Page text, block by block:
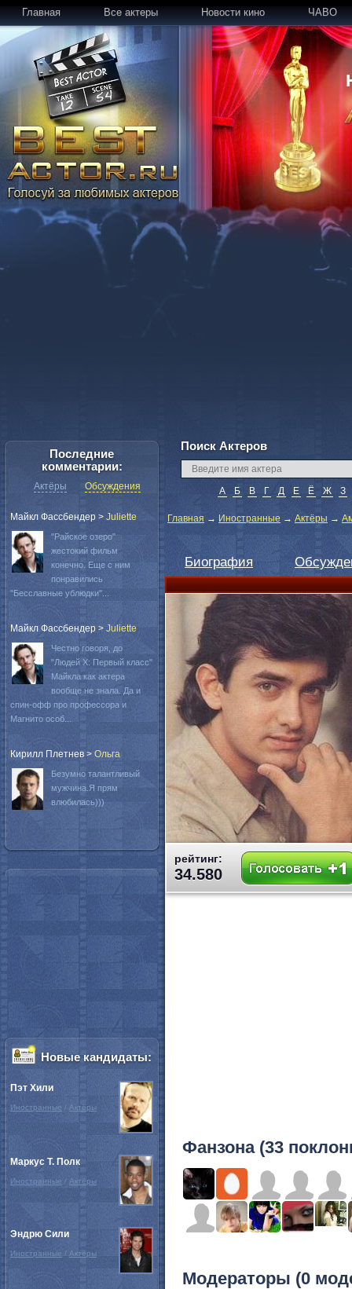
Главная Все актеры Новости кино ЧАВО
Поиск Актеров
А Б В Г Д Е Ё Ж З
Главная → Иностранные → Актёры →
Биография
рейтинг:
34.580
Фанзона (33
Модераторы (0
Последние
комментарии:
Актёры Обсуждения
Майкл Фассбендер > Juliette
"Райское озеро"
жестокий фильм
конечно. Еще с ним
понравились
"Бесславные ублюдки"...
Майкл Фассбендер > Juliette
Честно говоря, до
"Людей Х: Первый класс"
Майкла как актера
вообще не знала. Да и
спин-офф про профессора и
Магнито особ...
Кирилл Плетнев > Oльга
Безумно талантливый
мужчина.Я прям
влюбилась)))
Новые кандидаты:
Пэт Хили
Иностранные / Актёры
Маркус Т. Полк
Иностранные / Актёры
Эндрю Сили
Иностранные / Актёры